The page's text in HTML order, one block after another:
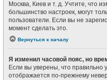
Москва, Киев и т. д. Учтите, что
большинство настроек, могут
пользователи. Если вы не
момент сделать это.
Вернуться к началу
Я изменил часовой пояс, но
Если вы уверены, что правильно
отображается по-прежнему